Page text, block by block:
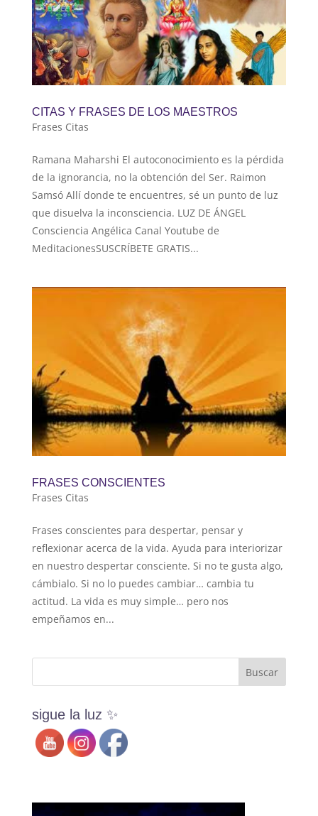
CITAS Y FRASES DE LOS MAESTROS
Frases Citas
Ramana Maharshi El autoconocimiento es la pérdida
de la ignorancia, no la obtención del Ser. Raimon
Samsó Allí donde te encuentres, sé un punto de luz
que disuelva la inconsciencia. LUZ DE ÁNGEL
Consciencia Angélica Canal Youtube de
MeditacionesSUSCRÍBETE GRATIS...
FRASES CONSCIENTES
Frases Citas
Frases conscientes para despertar, pensar y
reflexionar acerca de la vida. Ayuda para interiorizar
en nuestro despertar consciente. Si no te gusta algo,
cámbialo. Si no lo puedes cambiar… cambia tu
actitud. La vida es muy simple… pero nos
empeñamos en...
sigue la luz ✨